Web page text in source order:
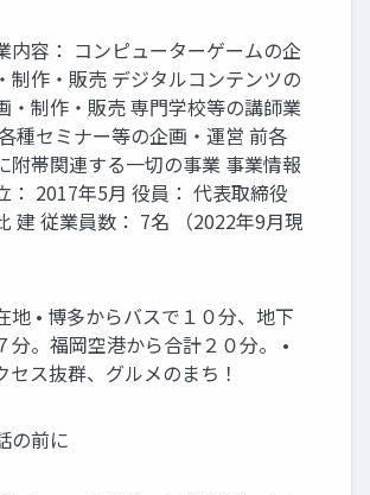
内容： コンピューターゲームの企
制作・販売 デジタルコンテンツの
・制作・販売 専⾨学校等の講師業
種セミナー等の企画・運営 前各
附帯関連する⼀切の事業 事業情報
： 2017年5⽉ 役員： 代表取締役
建 従業員数： 7名 （2022年9⽉現
地 • 博多からバスで１０分、地下
分。福岡空港から合計２０分。 •
セス抜群、グルメのまち！
の前に